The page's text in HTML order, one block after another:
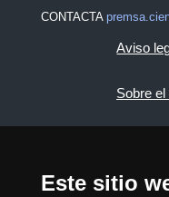
Este sitio
CONTACTA
Aviso
Sobre el